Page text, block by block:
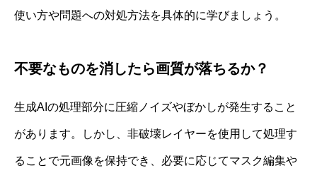
使い方や問題への対処方法を具体的に学びましょう。
不要なものを消したら画質が落ちるか？
生成AIの処理部分に圧縮ノイズやぼかしが発生すること
があります。しかし、非破壊レイヤーを使用して処理す
ることで元画像を保持でき、必要に応じてマスク編集や